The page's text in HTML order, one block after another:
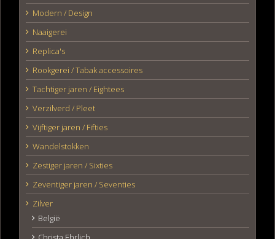
Modern / Design
Naaigerei
Replica's
Rookgerei / Tabak accessoires
Tachtiger jaren / Eightees
Verzilverd / Pleet
Vijftiger jaren / Fifties
Wandelstokken
Zestiger jaren / Sixties
Zeventiger jaren / Seventies
Zilver
België